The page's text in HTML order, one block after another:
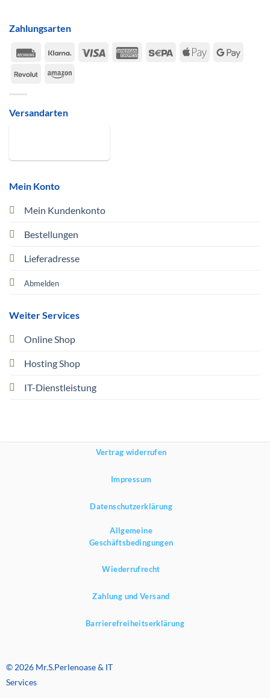
Mein Konto
Mein Kundenkonto
Bestellungen
Lieferadresse
Abmelden
Weiter Services
Online Shop
Hosting Shop
IT-Dienstleistung
Zahlungsarten
Rechung
Klarna Visa
American Sepa
Apple
Google
RevolutAmazon
Versandarten
Vertrag widerrufen
Impressum
Datenschutzerklärung
Allgemeine
Geschäftsbedingungen
Wiederrufrecht
Zahlung und Versand
Barrierefreiheitserklärung
© 2026 Mr.S.Perlenoase & IT
Services